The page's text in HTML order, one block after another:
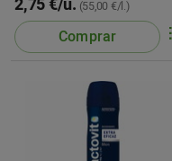
2,75 €/u. (55,00 €/l.)
Comprar